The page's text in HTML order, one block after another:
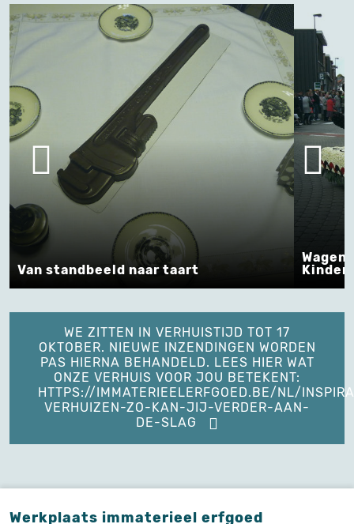
Van standbeeld naar taart
WE ZITTEN IN VERHUISTIJD TOT 17
OKTOBER. NIEUWE INZENDINGEN WORDEN
PAS HIERNA BEHANDELD. LEES HIER WAT
ONZE VERHUIS VOOR JOU BETEKENT:
HTTPS://IMMATERIEELERFGOED.BE/NL/
VERHUIZEN-ZO-KAN-JIJ-VERDER-AAN-
DE-SLAG
Werkplaats immaterieel erfgoed